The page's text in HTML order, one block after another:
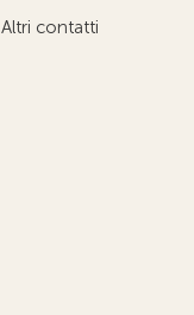
Altri contatti